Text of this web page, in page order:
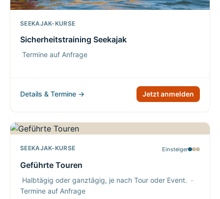
SEEKAJAK-KURSE
Sicherheitstraining Seekajak
Termine auf Anfrage
Details & Termine → Jetzt anmelden
SEEKAJAK-KURSE Einsteiger
Geführte Touren
Halbtägig oder ganztägig, je nach Tour oder Event. ·
Termine auf Anfrage